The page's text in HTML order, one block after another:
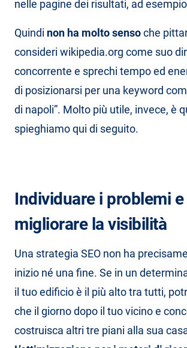
nelle pagine dei risultati, ad
Quindi non ha molto sensoche
consideri wikipedia.org come suo
concorrente e sprechi tempo ed
di posizionarsi per una keyword
di napoli”. Molto più utile, invece, è
spieghiamo qui di seguito.
Individuare i problemi e
migliorare la visibilità
Una strategia SEO non ha
inizio né una fine. Se in un
il tuo edificio è il più alto tra tutti,
che il giorno dopo il tuo vicino e
costruisca altri tre piani alla sua